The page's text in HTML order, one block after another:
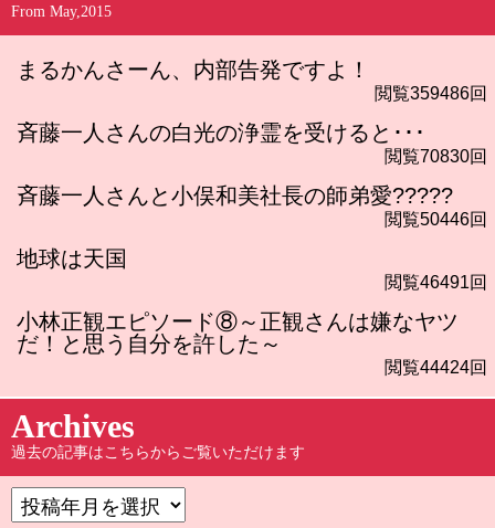
From May,2015
まるかんさーん、内部告発ですよ！
閲覧359486回
斉藤一人さんの白光の浄霊を受けると･･･
閲覧70830回
斉藤一人さんと小俣和美社長の師弟愛?????
閲覧50446回
地球は天国
閲覧46491回
小林正観エピソード⑧～正観さんは嫌なヤツ
だ！と思う自分を許した～
閲覧44424回
Archives
過去の記事はこちらからご覧いただけます